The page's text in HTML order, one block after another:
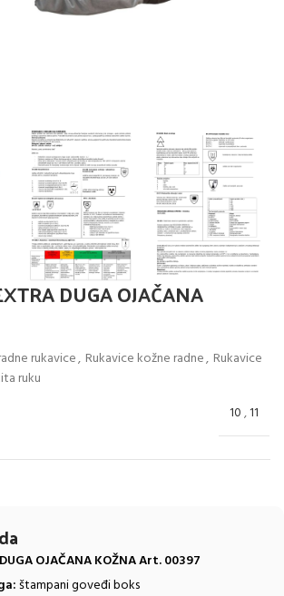
DUGA OJAČANA
rukavice, Rukavice kožne radne, Rukavice
ruku
10,11
OJAČANA KOŽNA Art. 00397
štampani goveđi boks